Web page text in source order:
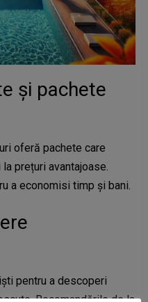
și pachete
oferă pachete care
prețuri avantajoase.
a economisi timp și bani.
pentru a descoperi